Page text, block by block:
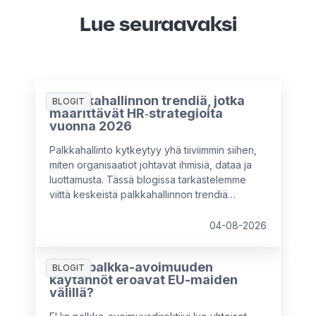
Lue seuraavaksi
BLOGIT
5 palkkahallinnon trendiä, jotka
määrittävät HR‑strategioita
vuonna 2026
Palkkahallinto kytkeytyy yhä tiiviimmin siihen,
miten organisaatiot johtavat ihmisiä, dataa ja
luottamusta. Tässä blogissa tarkastelemme
viittä keskeistä palkkahallinnon trendiä
2026 -tutkimuksen havaintoja sekä
rakentaessaan tulevaisuuden
palkkahallintostrategioita.
04-08-2026
BLOGIT
Miten palkka-avoimuuden
käytännöt eroavat EU-maiden
välillä?